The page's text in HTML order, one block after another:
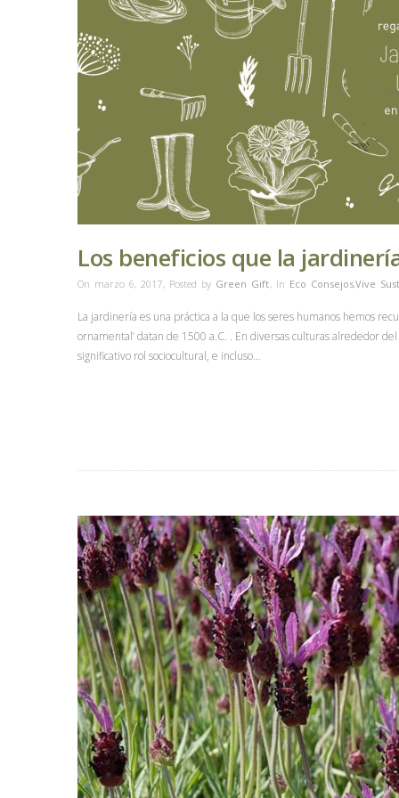
Los beneficios que la
On marzo 6, 2017, Posted by Green Gift, In Eco Consejos,Vive
La jardinería es una práctica a la que los seres humanos hemos
ornamental’ datan de 1500 a.C. . En diversas culturas alrededor
significativo rol sociocultural, e incluso…